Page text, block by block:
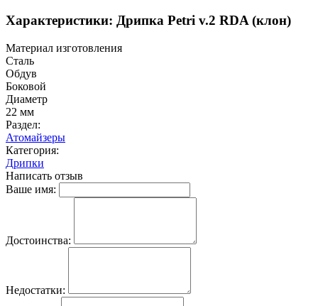
Характеристики: Дрипка Petri v.2 RDA (клон)
Материал изготовления
Сталь
Обдув
Боковой
Диаметр
22 мм
Раздел:
Атомайзеры
Категория:
Дрипки
Написать отзыв
Ваше имя:
Достоинства:
Недостатки: